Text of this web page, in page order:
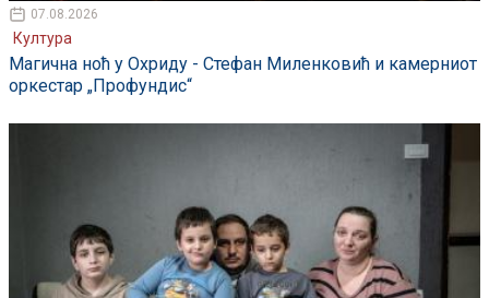
07.08.2026
Култура
Магична ноћ у Охриду - Стефан Миленковић и камерниот
оркестар „Профундис“